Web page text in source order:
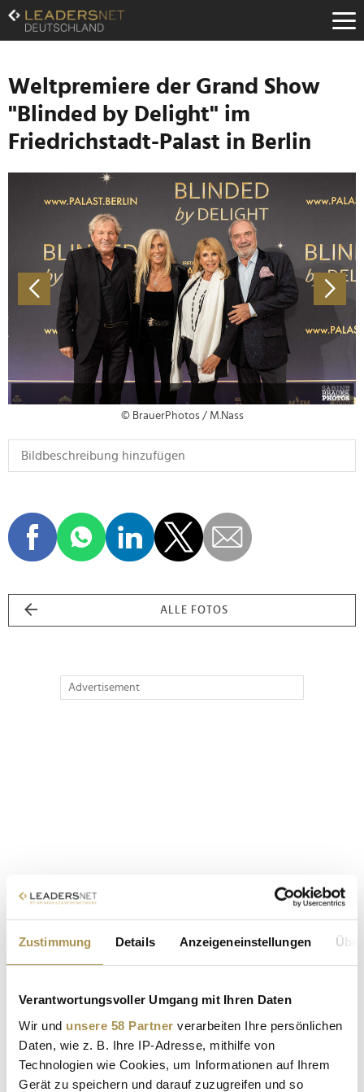
Zustimmung Details Anzeigeneinstellungen
Verantwortungsvoller Umgang mit Ihren Daten
Wir und unsere 58 Partner verarbeiten Ihre persönlichen
Daten, wie z. B. Ihre IP-Adresse, mithilfe von
Technologien wie Cookies, um Informationen auf Ihrem
Gerät zu speichern und darauf zuzugreifen und so
Zum
Inhalt
Zur
Navigation
Zur
Hauptnavigation
Weltpremiere der Grand Show
"Blinded by Delight" im
Friedrichstadt-Palast in Berlin
© BrauerPhotos / M.Nass
ALLE FOTOS
Advertisement